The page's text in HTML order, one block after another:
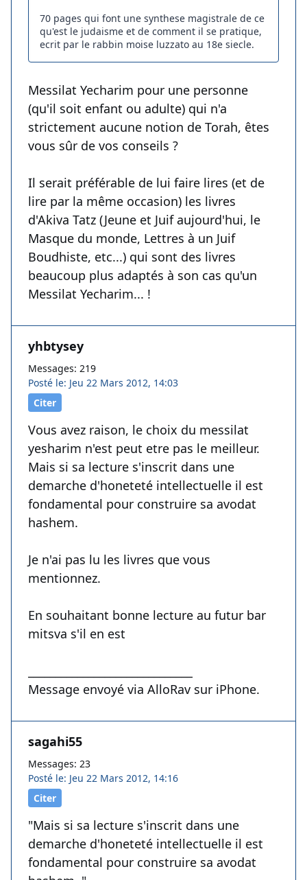
70 pages qui font une synthese magistrale de ce
qu'est le judaisme et de comment il se pratique,
ecrit par le rabbin moise luzzato au 18e siecle.
Messilat Yecharim pour une personne
(qu'il soit enfant ou adulte) qui n'a
strictement aucune notion de Torah, êtes
vous sûr de vos conseils ?
Il serait préférable de lui faire lires (et de
lire par la même occasion) les livres
d'Akiva Tatz (Jeune et Juif aujourd'hui, le
Masque du monde, Lettres à un Juif
Boudhiste, etc...) qui sont des livres
beaucoup plus adaptés à son cas qu'un
Messilat Yecharim... !
yhbtysey
Messages: 219
Posté le: Jeu 22 Mars 2012, 14:03
Citer
Vous avez raison, le choix du messilat
yesharim n'est peut etre pas le meilleur.
Mais si sa lecture s'inscrit dans une
demarche d'honeteté intellectuelle il est
fondamental pour construire sa avodat
hashem.
Je n'ai pas lu les livres que vous
mentionnez.
En souhaitant bonne lecture au futur bar
mitsva s'il en est
Message envoyé via AlloRav sur iPhone.
sagahi55
Messages: 23
Posté le: Jeu 22 Mars 2012, 14:16
Citer
"Mais si sa lecture s'inscrit dans une
demarche d'honeteté intellectuelle il est
fondamental pour construire sa avodat